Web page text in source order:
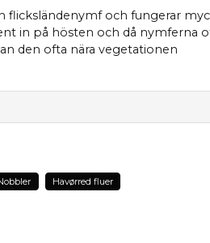
flicksländenymf och fungerar
in på hösten och då nymferna
den ofta nära vegetationen
dette produkt...
Havørred fluer